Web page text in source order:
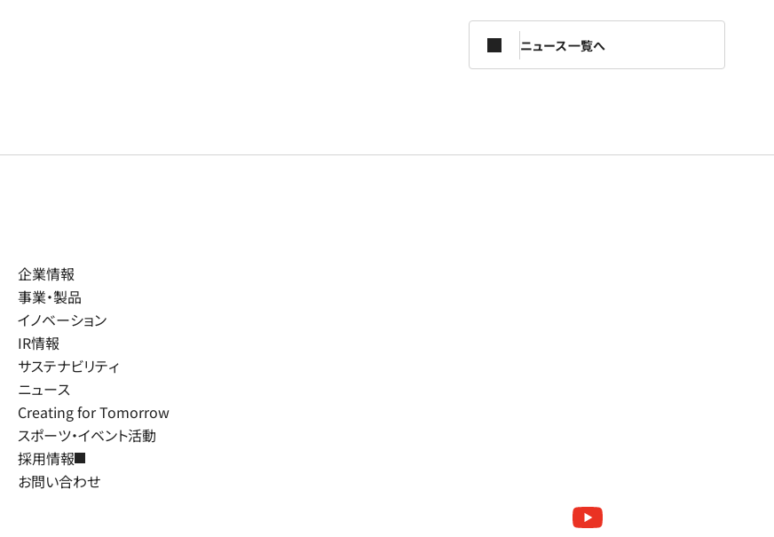
ニュース一覧へ
企業情報
事業・製品
イノベーション
IR情報
サステナビリティ
ニュース
Creating for Tomorrow
スポーツ・イベント活動
採用情報
お問い合わせ